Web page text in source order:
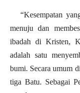
“Kesempatan
menuju dan
ibadah di Kristen,
adalah satu
bumi. Secara umum
tiga Batu. Sebagai